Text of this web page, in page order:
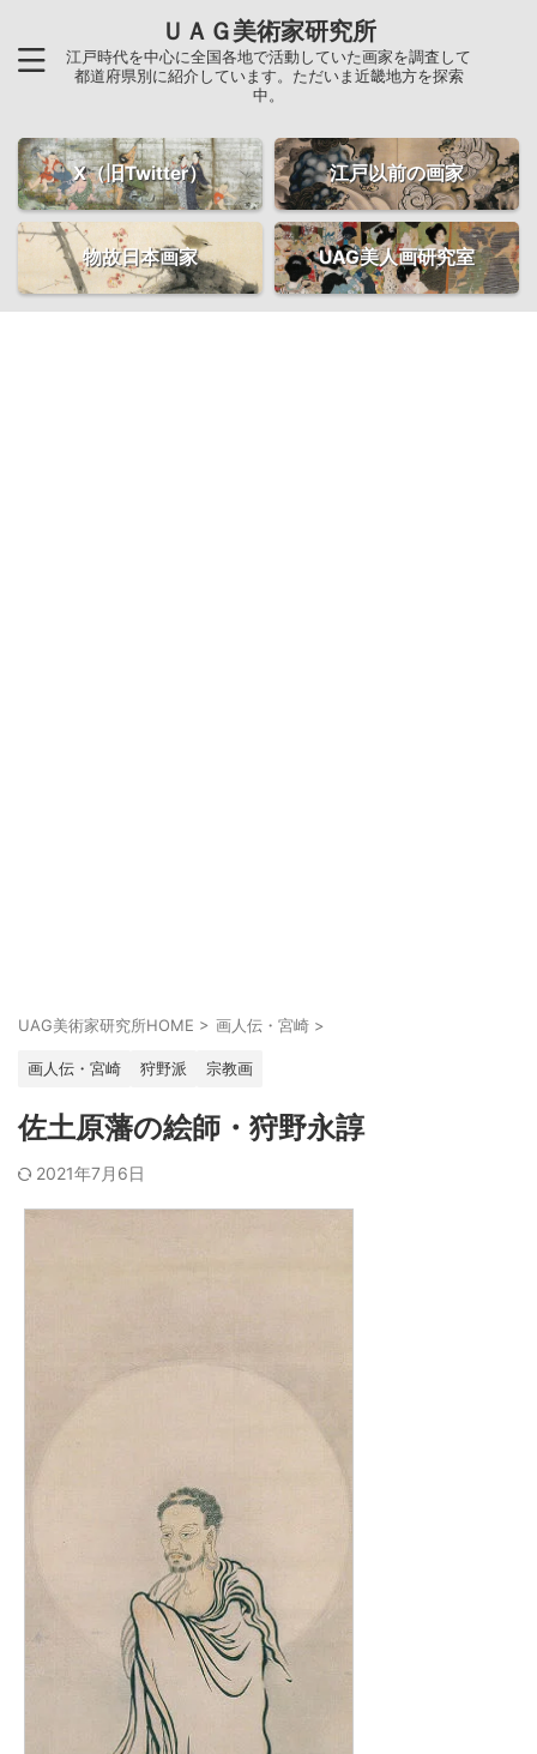
ＵＡＧ美術家研究所
江戸時代を中心に全国各地で活動していた画家を調査して
都道府県別に紹介しています。ただいま近畿地方を探索
中。
X（旧Twitter） 江戸以前の画家
物故日本画家 UAG美人画研究室
UAG美術家研究所HOME > 画人伝・宮崎 >
画人伝・宮崎 狩野派 宗教画
佐土原藩の絵師・狩野永諄
2021年7月6日